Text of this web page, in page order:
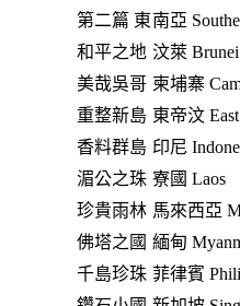
第二篇 東南亞
和平之地 汶萊 Brunei
美哉吳哥 柬埔寨
重整新島 東帝汶
香料群島 印尼
湄公之珠 寮國 Laos
珍貴雨林 馬來西亞
佛塔之國 緬甸
千島珍珠 菲律賓